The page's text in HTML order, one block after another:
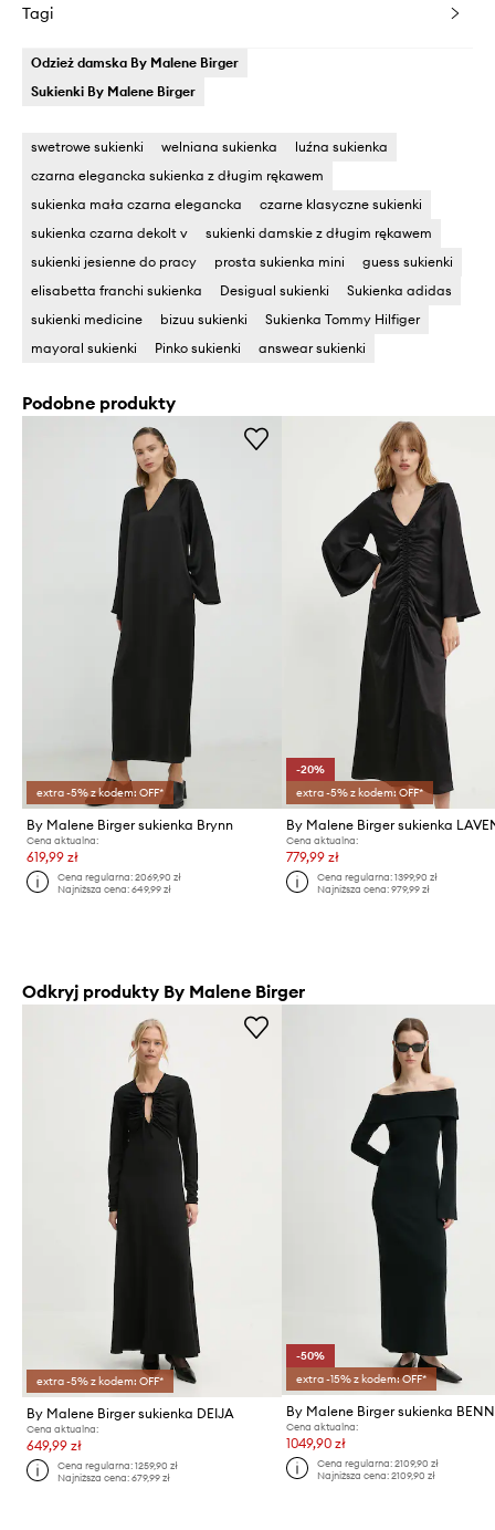
Tagi
Odzież damska By Malene Birger
Sukienki By Malene Birger
swetrowe sukienki welniana sukienka
luźna sukienka
czarna elegancka sukienka z długim rękawem
sukienka mała czarna elegancka
czarne klasyczne sukienki
sukienka czarna dekolt v
sukienki damskie z długim rękawem
sukienki jesienne do pracy
prosta sukienka mini
guess sukienki
elisabetta franchi sukienka
Desigual sukienki
Sukienka adidas
sukienki medicine
bizuu sukienki
Sukienka Tommy Hilfiger
mayoral sukienki
Pinko sukienki answear sukienki
Podobne produkty
extra -5% z kodem: OFF*
By Malene Birger sukienka Brynn
Cena aktualna:
619,99 zł
Cena regularna:2069,90 zł
Najniższa cena:649,99 zł
-20%
extra -5% z kodem: OFF*
By Malene Birger sukienka
Cena aktualna:
779,99 zł
Cena regularna: 1399,90 zł
Najniższa cena: 979,99 zł
Odkryj produkty By Malene Birger
extra -5% z kodem: OFF*
By Malene Birger sukienka DEIJA
Cena aktualna:
649,99 zł
Cena regularna:1259,90 zł
Najniższa cena:679,99 zł
-50%
extra -15% z kodem: OFF*
By Malene Birger sukienka
Cena aktualna:
1049,90 zł
Cena regularna: 2109,90 zł
Najniższa cena: 2109,90 zł